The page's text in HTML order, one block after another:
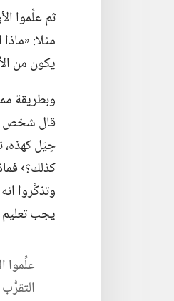
ثم علِّموا
مثلا:‏
يكون من
وبطريقة
قال شخص
حِيَل كهذه،‏
كذلك؟‏›
وتذكَّروا
يجب
علِّموا